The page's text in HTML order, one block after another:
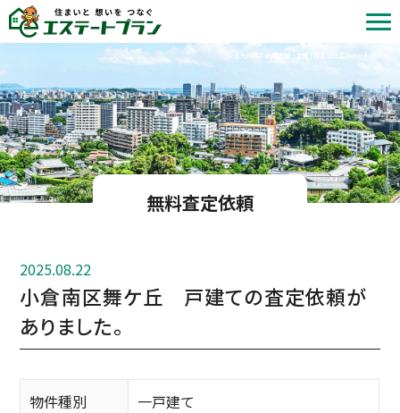
北九州の不動産売却・査定 | 株式会社エステートプラン
無料査定依頼
2025.08.22
小倉南区舞ケ丘 戸建ての査定依頼が
ありました。
物件種別 一戸建て